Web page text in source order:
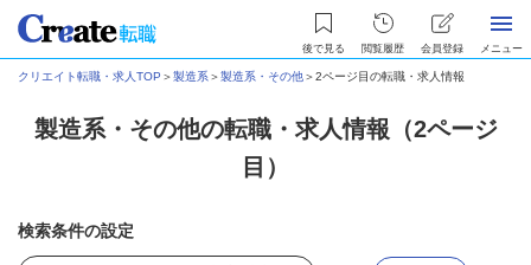
後で見る 閲覧履歴 会員登録 メニュー
クリエイト転職・求人TOP ＞製造系＞製造系・その他＞2ページ目の転職・求人情報
製造系・その他の転職・求人情報（2ページ
目）
検索条件の設定